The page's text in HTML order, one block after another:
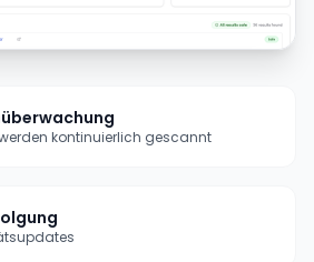
kontinuierlich gescannt